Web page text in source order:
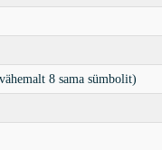
8 sama sümbolit)